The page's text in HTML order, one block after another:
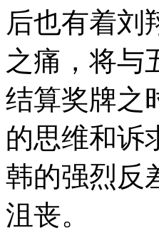
后也有着刘
之痛，将与
结算奖牌之
的思维和诉
韩的强烈反
沮丧。